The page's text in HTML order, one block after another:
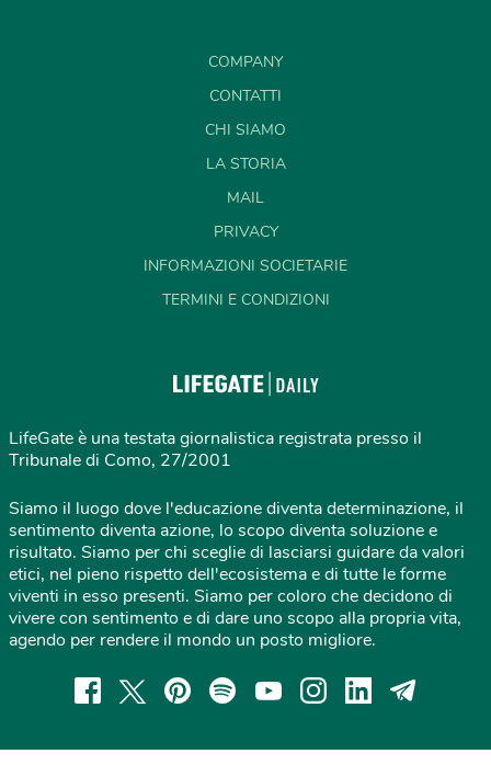
COMPANY
CONTATTI
CHI SIAMO
LA STORIA
MAIL
PRIVACY
INFORMAZIONI SOCIETARIE
TERMINI E CONDIZIONI
LifeGate è una testata giornalistica registrata presso il
Tribunale di Como, 27/2001
Siamo il luogo dove l'educazione diventa determinazione, il
sentimento diventa azione, lo scopo diventa soluzione e
risultato. Siamo per chi sceglie di lasciarsi guidare da valori
etici, nel pieno rispetto dell'ecosistema e di tutte le forme
viventi in esso presenti. Siamo per coloro che decidono di
vivere con sentimento e di dare uno scopo alla propria vita,
agendo per rendere il mondo un posto migliore.